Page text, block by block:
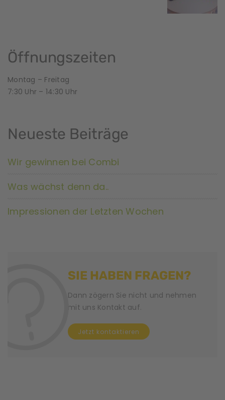
Öffnungszeiten
Montag – Freitag
7:30 Uhr – 14:30 Uhr
Neueste Beiträge
Wir gewinnen bei Combi
Was wächst denn da..
Impressionen der Letzten Wochen
SIE HABEN FRAGEN?
Dann zögern Sie nicht und nehmen
mit uns Kontakt auf.
Jetzt kontaktieren